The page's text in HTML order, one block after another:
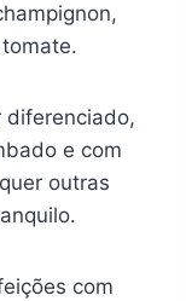
diferenciado,
e com
outras
com